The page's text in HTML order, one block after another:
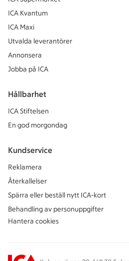
ICA Kvantum
ICA Maxi
Utvalda leverantörer
Annonsera
Jobba på ICA
Hållbarhet
ICA Stiftelsen
En god morgondag
Kundservice
Reklamera
Återkallelser
Spärra eller beställ nytt ICA-kort
Behandling av personuppgifter
Hantera cookies